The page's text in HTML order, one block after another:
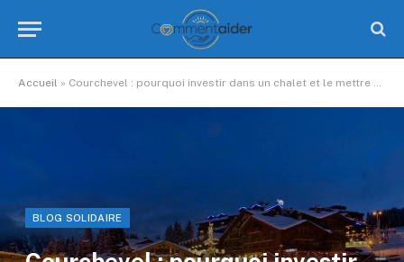
Accueil » Courchevel : pourquoi investir dans un chalet et le mettre en location saisonnière ?
BLOG SOLIDAIRE